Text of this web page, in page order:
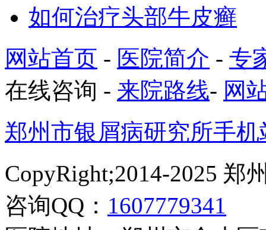
如何治疗头部牛皮癣
网站首页 - 医院简介 - 专
在线咨询 - 来院路线- 网
郑州市银屑病研究所手机
CopyRight;2014-2025 郑
咨询QQ： 1607779341